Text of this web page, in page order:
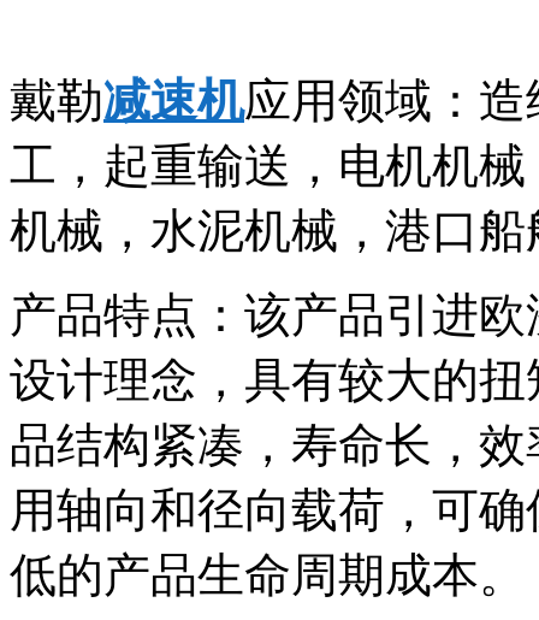
戴勒减速机应用领域：
工，起重输送，电机机
机械，水泥机械，港口
产品特点：该产品引进
设计理念，具有较大的
品结构紧凑，寿命长，
用轴向和径向载荷，可
低的产品生命周期成本。